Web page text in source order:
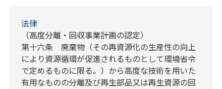
法律
（高度分離・回収事業計画の認定）
第十六条 廃棄物（その再資源化の生産性の向上
により資源循環が促進されるものとして環境省令
で定めるものに限る。）から高度な技術を用いた
有用なものの分離及び再生部品又は再生資源の回